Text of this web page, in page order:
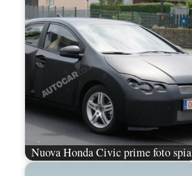
Nuova Honda Civic prime foto spia